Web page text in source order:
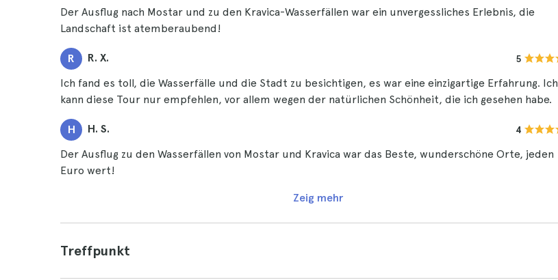
Der Ausflug nach Mostar und zu den Kravica-Wasserfällen war ein unvergessliches Erlebnis, die
Landschaft ist atemberaubend!
R R. X. 5
Ich fand es toll, die Wasserfälle und die Stadt zu besichtigen, es war eine einzigartige Erfahrung. Ich
kann diese Tour nur empfehlen, vor allem wegen der natürlichen Schönheit, die ich gesehen habe.
H H. S. 4
Der Ausflug zu den Wasserfällen von Mostar und Kravica war das Beste, wunderschöne Orte, jeden
Euro wert!
Zeig mehr
Treffpunkt